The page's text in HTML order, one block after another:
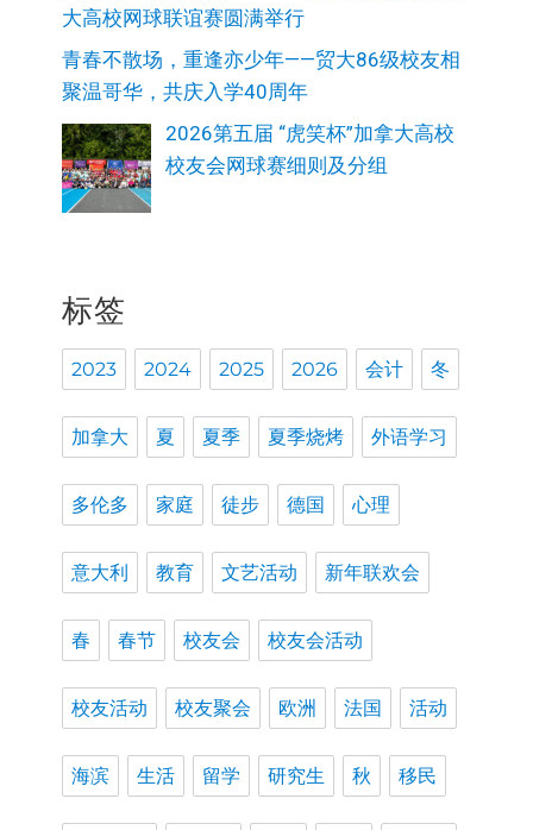
大高校网球联谊赛圆满举行
青春不散场，重逢亦少年——贸大86级校友相
聚温哥华，共庆入学40周年
2026第五届 “虎笑杯”加拿大高校
校友会网球赛细则及分组
标签
2023 2024 2025 2026 会计 冬
加拿大 夏 夏季 夏季烧烤 外语学习
多伦多 家庭 徒步 德国 心理
意大利 教育 文艺活动 新年联欢会
春 春节 校友会 校友会活动
校友活动 校友聚会 欧洲 法国 活动
海滨 生活 留学 研究生 秋 移民